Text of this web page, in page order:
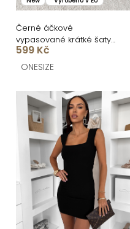
t
ů
d
u
k
ů
Černé áčkové
vypasované krátké šaty
UTARALY
599 Kč
ONESIZE